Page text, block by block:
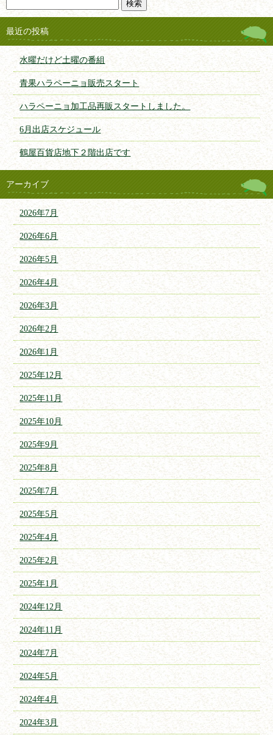
最近の投稿
水曜だけど土曜の番組
青果ハラペーニョ販売スタート
ハラペーニョ加工品再販スタートしました。
6月出店スケジュール
鶴屋百貨店地下２階出店です
アーカイブ
2026年7月
2026年6月
2026年5月
2026年4月
2026年3月
2026年2月
2026年1月
2025年12月
2025年11月
2025年10月
2025年9月
2025年8月
2025年7月
2025年5月
2025年4月
2025年2月
2025年1月
2024年12月
2024年11月
2024年7月
2024年5月
2024年4月
2024年3月